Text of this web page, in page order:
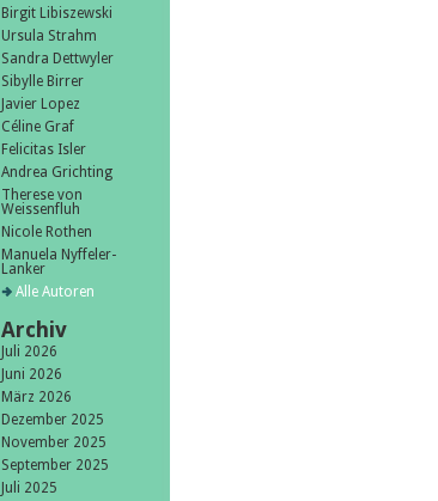
Birgit Libiszewski
Ursula Strahm
Sandra Dettwyler
Sibylle Birrer
Javier Lopez
Céline Graf
Felicitas Isler
Andrea Grichting
Therese von
Weissenfluh
Nicole Rothen
Manuela Nyffeler-
Lanker
Alle Autoren
Archiv
Juli 2026
Juni 2026
März 2026
Dezember 2025
November 2025
September 2025
Juli 2025